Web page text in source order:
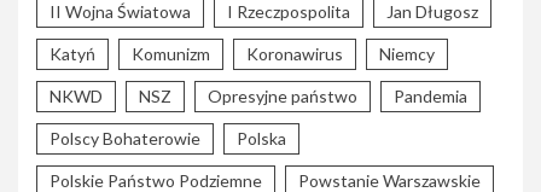
II Wojna Światowa I Rzeczpospolita Jan Długosz
Katyń Komunizm Koronawirus Niemcy
NKWD NSZ Opresyjne państwo Pandemia
Polscy Bohaterowie Polska
Polskie Państwo Podziemne Powstanie Warszawskie